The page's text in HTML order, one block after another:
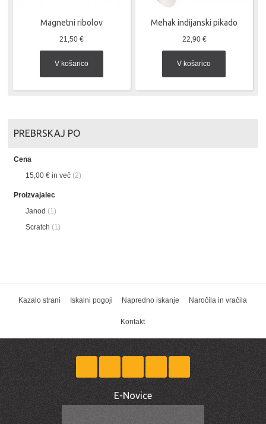
Magnetni ribolov
21,50 €
V košarico
Mehak indijanski pikado
22,90 €
V košarico
PREBRSKAJ PO
Cena
15,00 € in več (2)
Proizvajalec
Janod (1)
Scratch (1)
Kazalo strani Iskalni pogoji Napredno iskanje Naročila in vračila
Kontakt
E-Novice